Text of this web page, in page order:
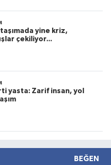
yine kriz,
çekiliyor...
yasta: Zarif insan, yol
BEĞEN